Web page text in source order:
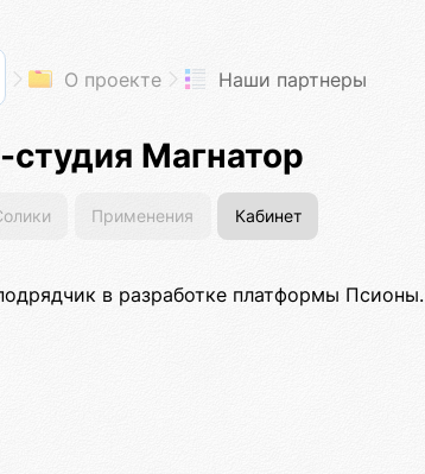
О проекте Наши партнеры
студия Магнатор
Применения Кабинет
в разработке платформы Псионы.